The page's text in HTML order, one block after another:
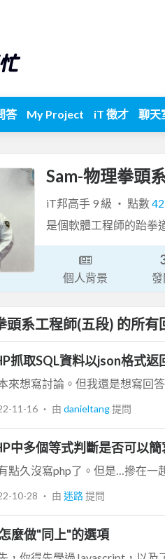
答 My Project iT 徵才 聊天
Sam-物理拳頭
iT邦高手 9 級 ‧ 點數
是個軟體工程師的跆拳
個人背景 發
頭系工程師(五段) 的所有
抓取SQL資料以json格式返
11-16 ‧ 由 danieltang提問
中多個等式判斷是否可以簡
10-28 ‧ 由 迷路提問
麼做"同上"的選項